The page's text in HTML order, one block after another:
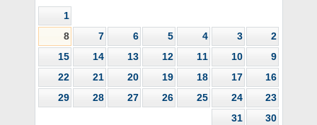
1
2
3
4
5
6
7
8
9
10
11
12
13
14
15
16
17
18
19
20
21
22
23
24
25
26
27
28
29
30
31